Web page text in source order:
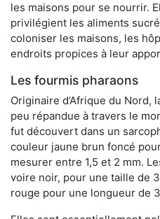
les maisons pour se nourrir.
privilégient les aliments
coloniser les maisons, les
endroits propices à leur
Les fourmis pharaons
Originaire d’Afrique du Nord,
peu répandue à travers le
fut découvert dans un
couleur jaune brun foncé
mesurer entre 1,5 et 2 mm.
voire noir, pour une taille de
rouge pour une longueur de